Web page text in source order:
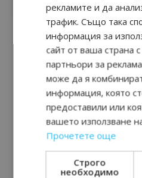
рекламите и да
трафик. Също така
информация за
сайт от ваша страна
партньори за
може да я
информация, която
предоставили или
вашето използване
Прочетете още
Строго
необходимо